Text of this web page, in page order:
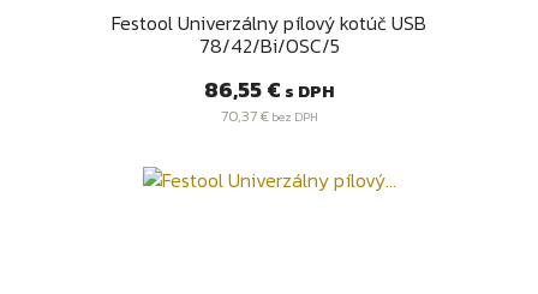
Festool Univerzálny pílový kotúč USB
78/42/Bi/OSC/5
Cena
86,55 € s DPH
70,37 €bez DPH